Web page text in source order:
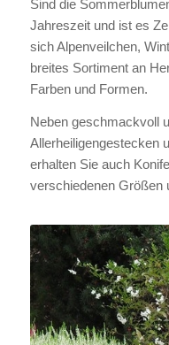
Sind die
Jahreszeit und ist es
sich Alpenveilchen,
breites Sortiment an
Farben und Formen.
Neben geschmackvoll
Allerheiligengestecken
erhalten Sie auch
verschiedenen Größen